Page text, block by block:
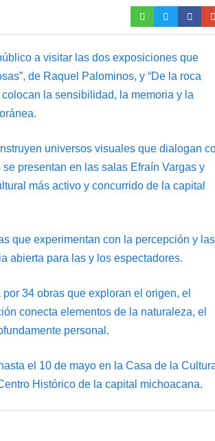
a visitar las dos exposiciones que
de Raquel Palominos, y “De la roca
la sensibilidad, la memoria y la
universos visuales que dialogan
presentan en las salas Efraín Vargas y
más activo y concurrido de la capital
que experimentan con la percepción y las
abierta para las y los espectadores.
34 obras que exploran el origen, el
conecta elementos de la naturaleza, el
personal.
el 10 de mayo en la Casa de la
Histórico de la capital michoacana.